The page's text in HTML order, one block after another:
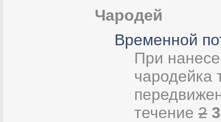
Чародей
Временной
При
чародейка
течение 2 3